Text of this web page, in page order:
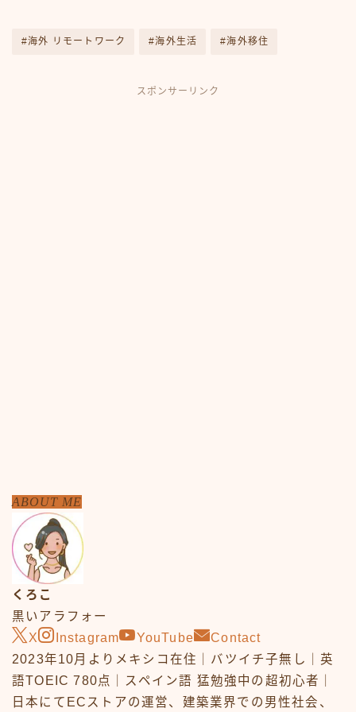
#海外 リモートワーク #海外生活 #海外移住
スポンサーリンク
ABOUT ME
くろこ
黒いアラフォー
X
Instagram YouTube
Contact
2023年10月よりメキシコ在住｜バツイチ子無し｜英
語TOEIC 780点｜スペイン語 猛勉強中の超初心者｜
日本にてECストアの運営、建築業界での男性社会、